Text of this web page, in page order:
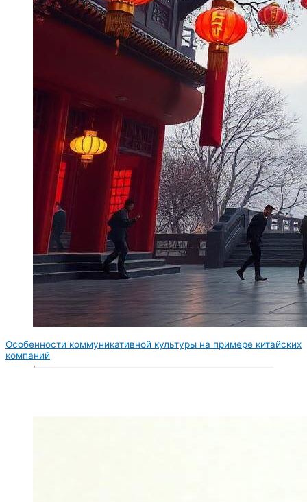
Особенности коммуникативной культуры на примере китайских
компаний